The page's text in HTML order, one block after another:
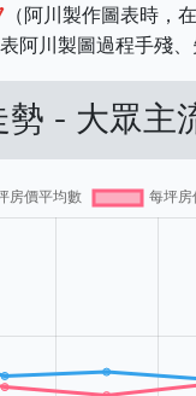
（阿川製作圖表時，
阿川製圖過程手殘
勢 - 大眾主